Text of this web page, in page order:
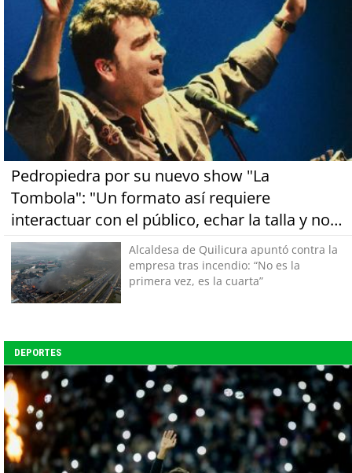
Pedropiedra por su nuevo show "La
Tombola": "Un formato así requiere
interactuar con el público, echar la talla y no
tener miedo a equivocarse"Alcaldesa de Quilicura apuntó contra la
empresa tras incendio: “No es la
primera vez, es la cuarta”
DEPORTES